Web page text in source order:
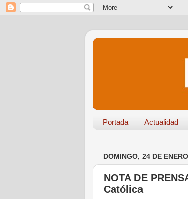
Portada Actualidad
DOMINGO, 24 DE
NOTA DE
Católica